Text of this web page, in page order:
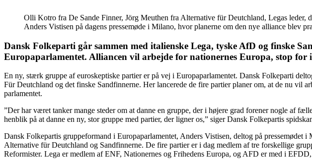
Olli Kotro fra De Sande Finner, Jörg Meuthen fra Alternative für Deutchland, Legas
Anders Vistisen på dagens pressemøde i Milano, hvor planerne om den nye alliance blev
Dansk Folkeparti går sammen med italienske Lega, tyske AfD og finske
Europaparlamentet. Alliancen vil arbejde for nationernes Europa, stop
En ny, stærk gruppe af euroskeptiske partier er på vej i Europaparlamentet. Dansk Folkeparti
Für Deutchland og det finske Sandfinnerne. Her lancerede de fire partier planer om, at de nu vil
parlamentet.
”Der har været tanker mange steder om at danne en gruppe, der i højere grad forener nogle af
henblik på at danne en ny, stor gruppe med partier, der ligner os,” siger Dansk Folkepartis
Dansk Folkepartis gruppeformand i Europaparlamentet, Anders Vistisen, deltog på
Alternative für Deutchland og Sandfinnerne. De fire partier er i dag medlem af tre forskellige
Reformister. Lega er medlem af ENF, Nationernes og Frihedens Europa, og AFD er med i